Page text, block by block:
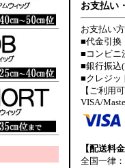
お支払い
お支払い
■代金引換
■コンビニ
■銀行振込
■クレジッ
【ご利用
VISA/
【配送料金
全国一律